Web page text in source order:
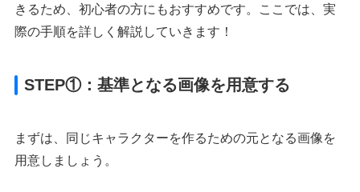
きるため、初心者の方にもおすすめです。ここでは、実
際の手順を詳しく解説していきます！
STEP①：基準となる画像を用意する
まずは、同じキャラクターを作るための元となる画像を
用意しましょう。